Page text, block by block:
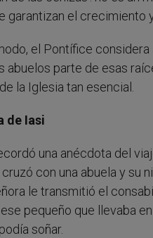
garantizan el crecimiento
el Pontífice considera
abuelos parte de esas
la Iglesia tan esencial.
de Iasi
una anécdota del
con una abuela y su
le transmitió el
pequeño que llevaba
soñar.